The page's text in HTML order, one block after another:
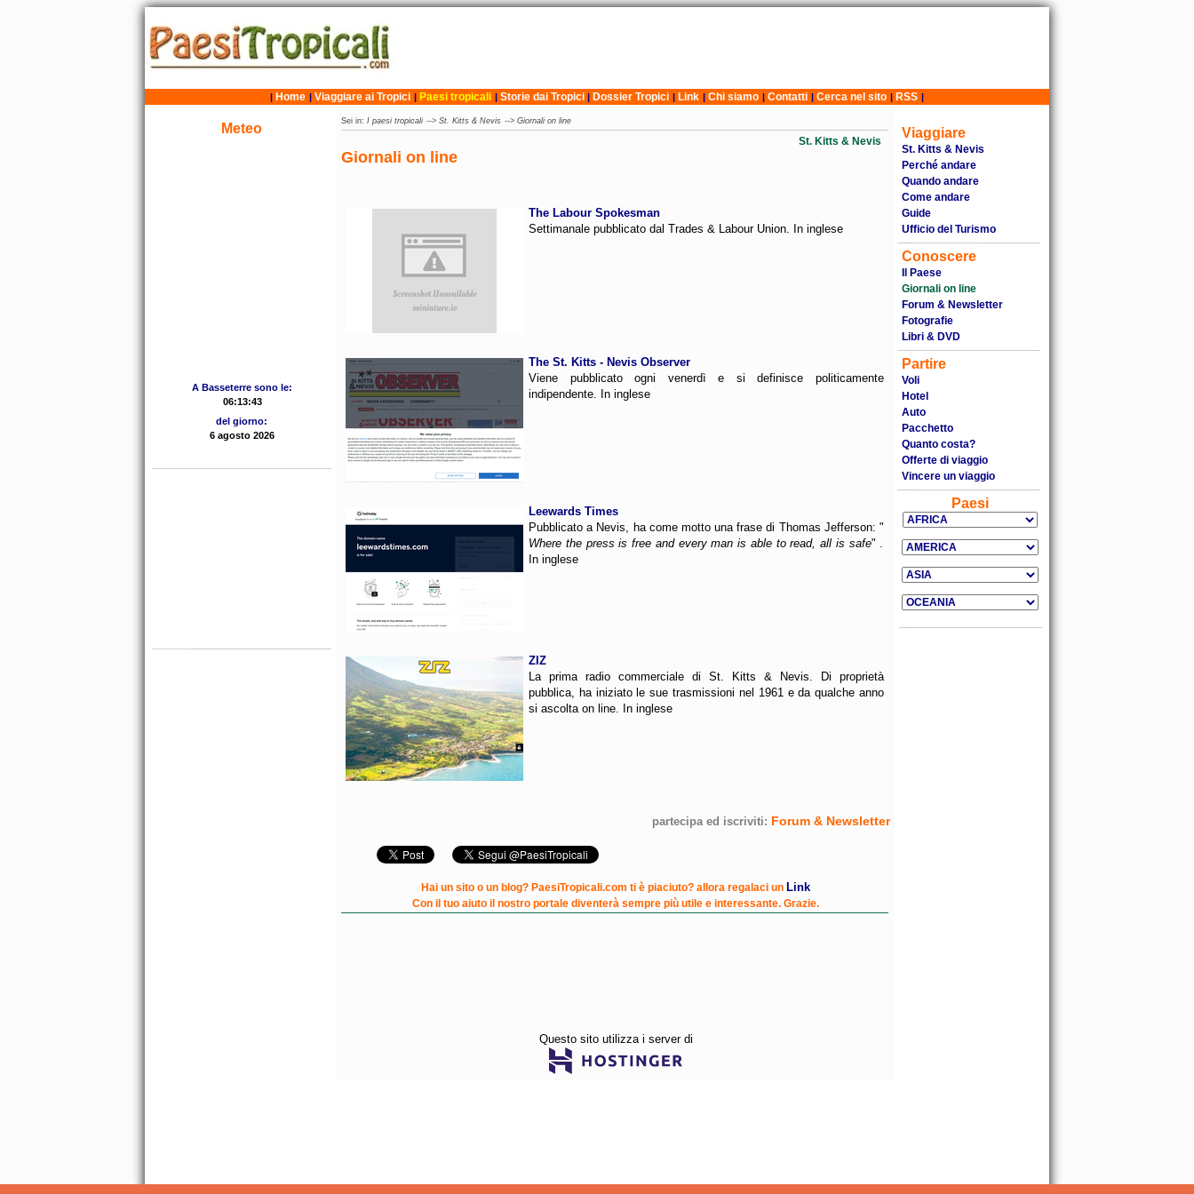
| Home | Viaggiare ai Tropici | Paesi tropicali | Storie dai Tropici | Dossier Tropici | Link | Chi siamo | Contatti | Cerca nel sito | RSS |
Meteo
A Basseterre sono le:
del giorno:
Sei in: I paesi tropicali --> St. Kitts & Nevis --> Giornali on line
St. Kitts & Nevis
Giornali on line
The Labour Spokesman
Settimanale pubblicato dal Trades & Labour Union. In inglese
The St. Kitts - Nevis Observer
Viene pubblicato ogni venerdì e si definisce politicamente
indipendente. In inglese
Leewards Times
Pubblicato a Nevis, ha come motto una frase di Thomas Jefferson: "
Where the press is free and every man is able to read, all is safe" .
In inglese
ZIZ
La prima radio commerciale di St. Kitts & Nevis. Di proprietà
pubblica, ha iniziato le sue trasmissioni nel 1961 e da qualche anno
si ascolta on line. In inglese
partecipa ed iscriviti: Forum & Newsletter
Hai un sito o un blog? PaesiTropicali.com ti è piaciuto? allora regalaci un Link
Con il tuo aiuto il nostro portale diventerà sempre più utile e interessante. Grazie.
Questo sito utilizza i server di
Viaggiare
St. Kitts & Nevis
Perché andare
Quando andare
Come andare
Guide
Ufficio del Turismo
Conoscere
Il Paese
Giornali on line
Forum & Newsletter
Fotografie
Libri & DVD
Partire
Voli
Hotel
Auto
Pacchetto
Quanto costa?
Offerte di viaggio
Vincere un viaggio
Paesi